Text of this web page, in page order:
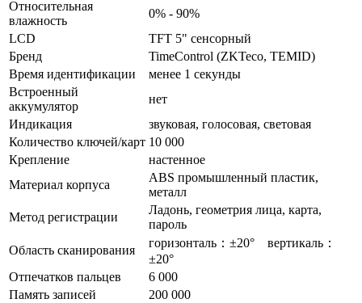
Относительная
влажность
0% - 90%
LCD
TFT 5" сенсорный
Бренд
TimeControl (ZKTeco, TEMID)
Время идентификации
менее 1 секунды
Встроенный
аккумулятор
нет
Индикация
звуковая, голосовая, световая
Количество ключей/карт 10 000
Крепление
настенное
Материал корпуса
ABS промышленный пластик,
металл
Метод регистрации
Ладонь, геометрия лица, карта,
пароль
Область сканирования
горизонталь：±20° вертикаль：
±20°
Отпечатков пальцев
6 000
Память записей
200 000